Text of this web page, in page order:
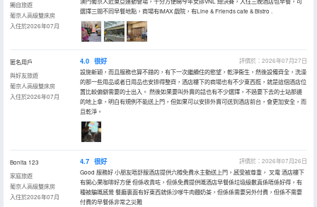
獨自旅遊
葡京人高級雙床房
入住於2026年07月
選擇三間不同早餐地點，商場有IMAX 戲院，有Line & Friends cafe & Bistro .
匿名用戶
與好友旅遊
葡京人高級雙床房
入住於2026年07月
4.0 很好
評價於：2026年07月27日
設施新穎，而且服務也算不錯的，有下一次繼續住的慾望，乾淨衞生，然後設備齊全，洗澡
的那一些用品或者日用品也安排得整齊，酒店樓下的商場也有不少東西逛，就是這個酒店位
置比較偏僻需要的士出入。 然後如果要叫外賣的話也有不少選擇，不過要下去的士站那邊
的地上拿，明白有規例不能送上門，但如果可以安排外賣可送到酒店前台，會更加安全，而
且乾淨。
Bonita 123
家庭旅遊
葡京人高級雙床房
入住於2026年07月
4.7 很好
評價於：2026年07月26日
Good 服務好 小朋友唔舒服酒店提供六樽免費水主動送上門，感受被尊重， 叉電 酒店樓下
有開心果咖啡好方便 但係收貴咗，但係免費提供嘅酒店早餐係垃圾級數真係唔係好得，有
種被騙嘅感覺 餐廳裏面有好東西就係沙嗲牛肉麵奶茶，但係係需要另外付費，但係不需要
付費的早餐係非常之災難